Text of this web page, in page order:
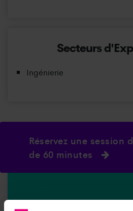
Secteurs
Ingénierie
Réservez une session
de 60 minutes